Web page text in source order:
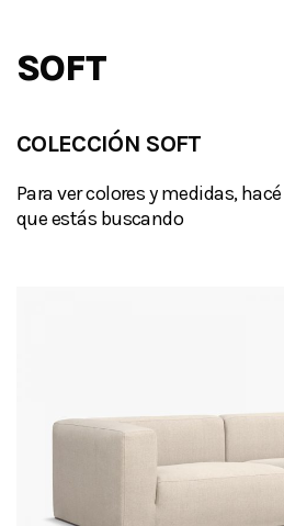
SOFT
COLECCIÓN SOFT
Para ver colores y medidas,
que estás buscando